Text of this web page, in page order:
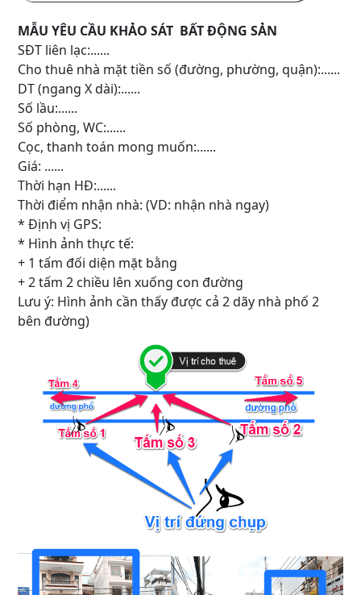
MẪU YÊU CẦU KHẢO SÁT BẤT ĐỘNG SẢN
SĐT liên lạc:......
Cho thuê nhà mặt tiền số (đường, phường, quận):......
DT (ngang X dài):......
Số lầu:......
Số phòng, WC:......
Cọc, thanh toán mong muốn:......
Giá: ......
Thời hạn HĐ:......
Thời điểm nhận nhà: (VD: nhận nhà ngay)
* Định vị GPS:
* Hình ảnh thực tế:
+ 1 tấm đối diện mặt bằng
+ 2 tấm 2 chiều lên xuống con đường
Lưu ý: Hình ảnh cần thấy được cả 2 dãy nhà phố 2
bên đường)